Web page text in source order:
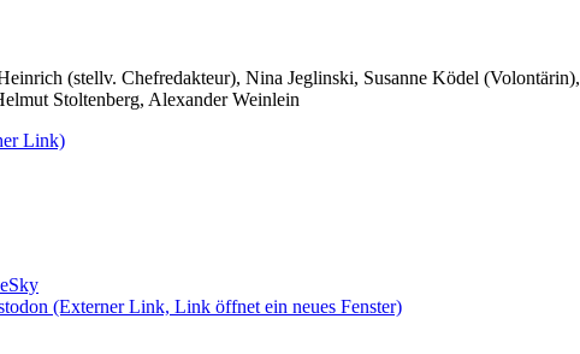
(stellv. Chefredakteur), Nina Jeglinski, Susanne Ködel (Volontärin),
Stoltenberg, Alexander Weinlein
Link)
(Externer Link, Link öffnet ein neues Fenster)